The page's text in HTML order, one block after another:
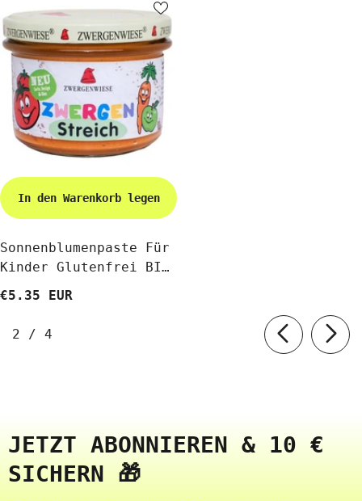
In den Warenkorb legen
Sonnenblumenpaste Für
Kinder Glutenfrei BIO
€5.35 EUR
2 / von
4
JETZT ABONNIEREN & 10 €
SICHERN 🎁